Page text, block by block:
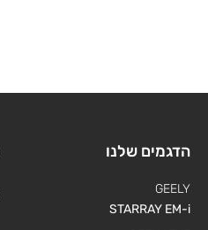
הדגמים שלנו
GEELY
STARRAY EM-i